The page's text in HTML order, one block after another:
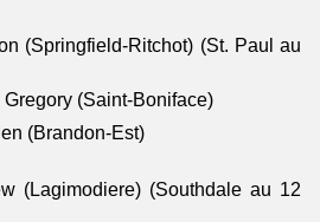
(Springfield-Ritchot) (St. Paul au
(Saint-Boniface)
(Brandon-Est)
(Lagimodiere) (Southdale au 12